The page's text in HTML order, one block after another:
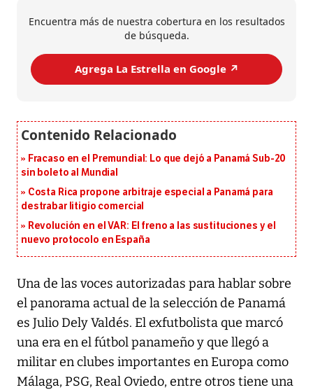
Encuentra más de nuestra cobertura en los resultados
de búsqueda.
Agrega La Estrella en Google ↗️
Fracaso en el Premundial: Lo que dejó a Panamá Sub-20
sin boleto al Mundial
Costa Rica propone arbitraje especial a Panamá para
destrabar litigio comercial
Revolución en el VAR: El freno a las sustituciones y el
nuevo protocolo en España
Una de las voces autorizadas para hablar sobre
el panorama actual de la selección de Panamá
es Julio Dely Valdés. El exfutbolista que marcó
una era en el fútbol panameño y que llegó a
militar en clubes importantes en Europa como
Málaga, PSG, Real Oviedo, entre otros tiene una